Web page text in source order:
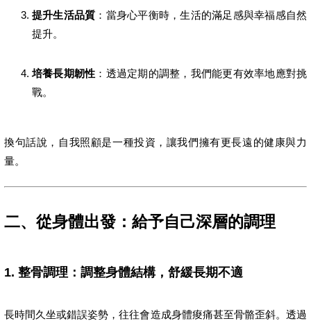
提升生活品質 ：當身心平衡時，生活的滿足感與幸福感自然
提升。
培養長期韌性 ：透過定期的調整，我們能更有效率地應對挑
戰。
換句話說，自我照顧是一種投資，讓我們擁有更長遠的健康與力
量。
二、從身體出發：給予自己深層的調理
1. 整骨調理：調整身體結構，舒緩長期不適
長時間久坐或錯誤姿勢，往往會造成身體痠痛甚至骨骼歪斜。透過